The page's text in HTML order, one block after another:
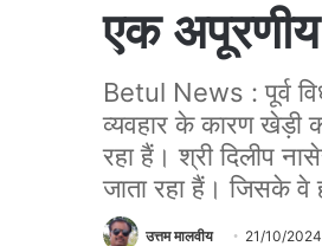
एक अपूरणीय
Betul News : पूर्व
व्यवहार के कारण खेड़ी
रहा हैं। श्री दिलीप
जाता रहा हैं। जिसके वे
उत्तम मालवीय 21/10/2024